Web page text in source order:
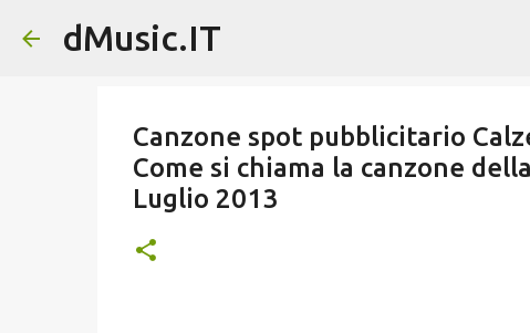
dMusic.IT
Canzone spot pubblicitario
Come si chiama la canzone
Luglio 2013